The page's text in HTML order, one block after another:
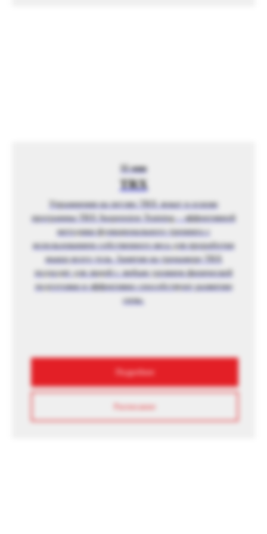
55 мин
TRX
Упражнения на петлях TRX лежат в основе
программы TRX Suspension Training – эффективной
методики функционального тренинга с
использованием собственного веса для проработки
мышц всего тела. Занятия на тренажере TRX
подходят для людей с любым уровнем физической
подготовки и эффективно способствуют развитию
силы.
Подробнее
Расписание
КОНТАКТЫ
info@crocusfitness.com